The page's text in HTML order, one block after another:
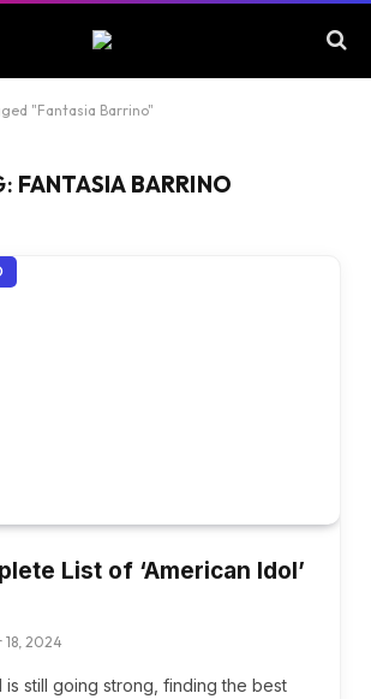
"Fantasia Barrino"
FANTASIA BARRINO
List of ‘American Idol’
18, 2024
is still going strong, finding the best